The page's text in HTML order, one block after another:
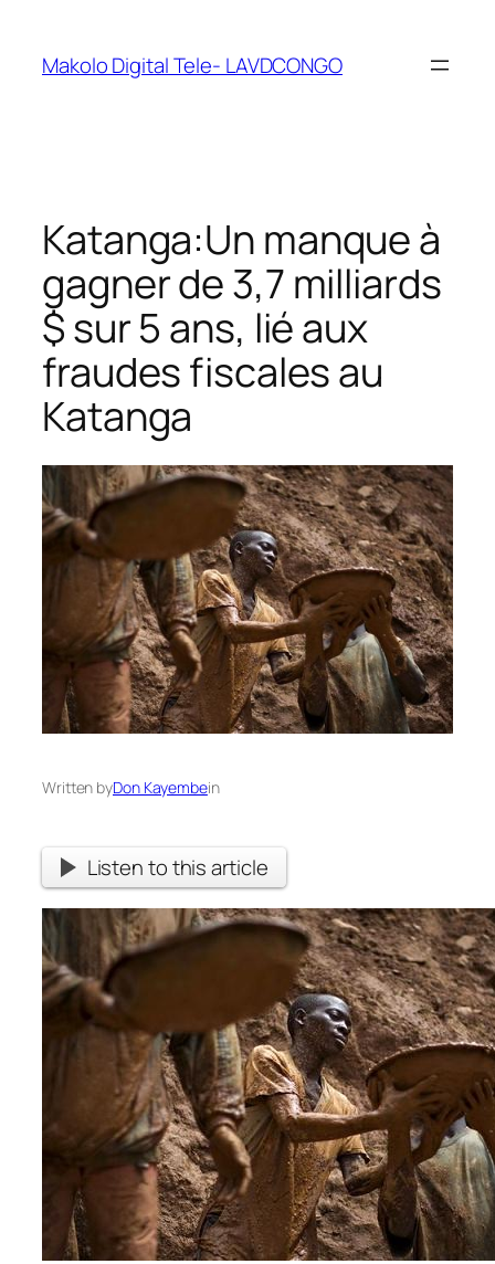
Makolo Digital Tele- LAVDCONGO
Katanga:Un manque à
gagner de 3,7 milliards
$ sur 5 ans, lié aux
fraudes fiscales au
Katanga
Written byDon Kayembein
Listen to this article